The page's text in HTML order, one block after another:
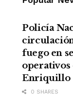
Policía
fuego en
Enriquillo
0 SHARES